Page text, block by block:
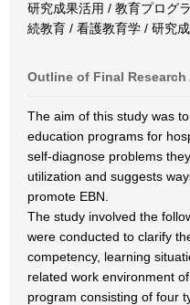
研究成果活用 / 教育プログ
続教育 / 看護教育学 / 研究
Outline of Final Research
The aim of this study was
education programs for
self-diagnose problems
utilization and suggests
promote EBN.
The study involved the
were conducted to clarify
competency, learning
related work environment
program consisting of four